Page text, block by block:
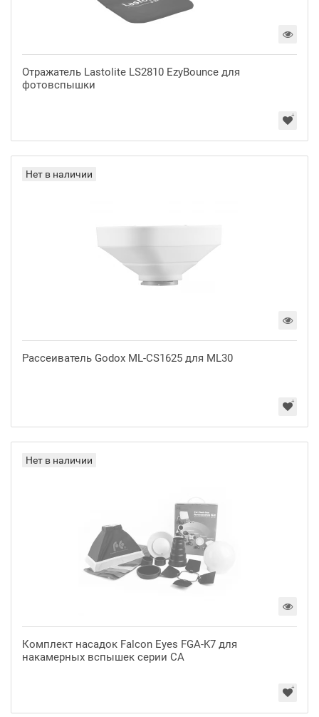
Отражатель Lastolite LS2810 EzyBounce для
фотовспышки
Нет в наличии
Рассеиватель Godox ML-CS1625 для ML30
Нет в наличии
Комплект насадок Falcon Eyes FGA-K7 для
накамерных вспышек серии СА